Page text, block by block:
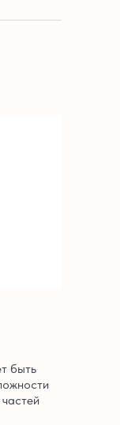
быть